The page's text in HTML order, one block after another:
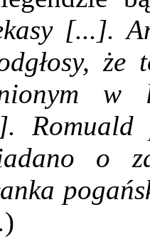
[...].
w
o
)